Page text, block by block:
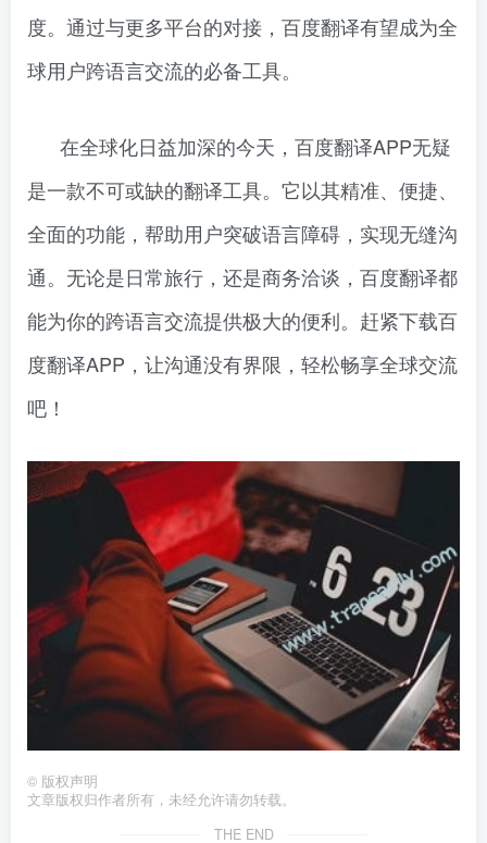
度。通过与更多平台的对接，百度翻译有望成为全
球用户跨语言交流的必备工具。
在全球化日益加深的今天，百度翻译APP无疑
是一款不可或缺的翻译工具。它以其精准、便捷、
全面的功能，帮助用户突破语言障碍，实现无缝沟
通。无论是日常旅行，还是商务洽谈，百度翻译都
能为你的跨语言交流提供极大的便利。赶紧下载百
度翻译APP，让沟通没有界限，轻松畅享全球交流
吧！
© 版权声明
文章版权归作者所有，未经允许请勿转载。
THE END